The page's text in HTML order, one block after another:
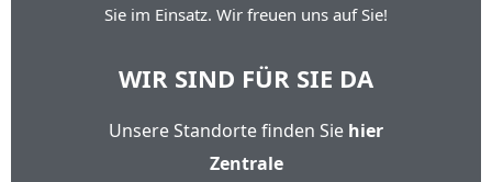
Sie im Einsatz. Wir freuen uns auf Sie!
WIR SIND FÜR SIE DA
Unsere Standorte finden Sie hier
Zentrale